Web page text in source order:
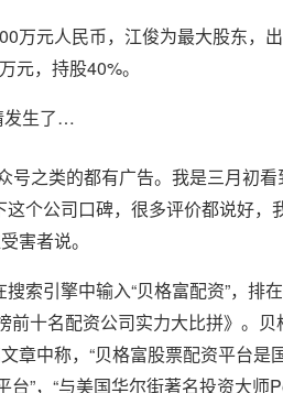
万元人民币，江俊为最大股东，
元，持股40%。
号之类的都有广告。我是三月初看
个公司口碑，很多评价都说好，
害者说。
索引擎中输入“贝格富配资”，排
前十名配资公司实力大比拼》。贝
章中称，“贝格富股票配资平台是
”，“与美国华尔街著名投资大师